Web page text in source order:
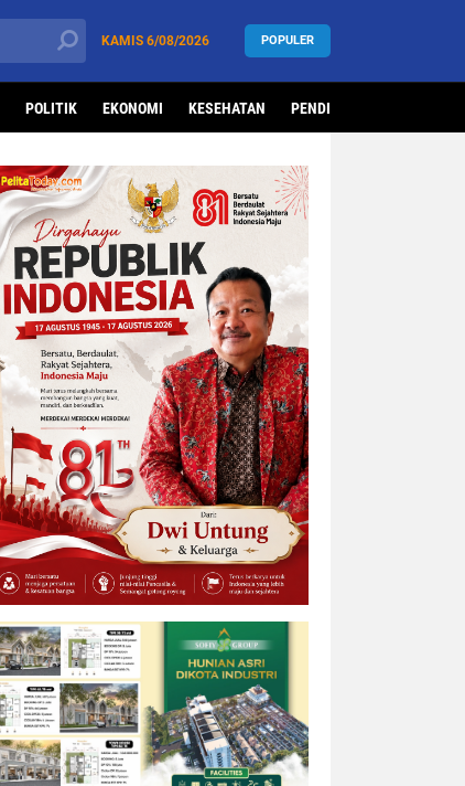
KAMIS 6/08/2026 POPULER
POLITIK EKONOMI KESEHATAN PENDIDIKAN